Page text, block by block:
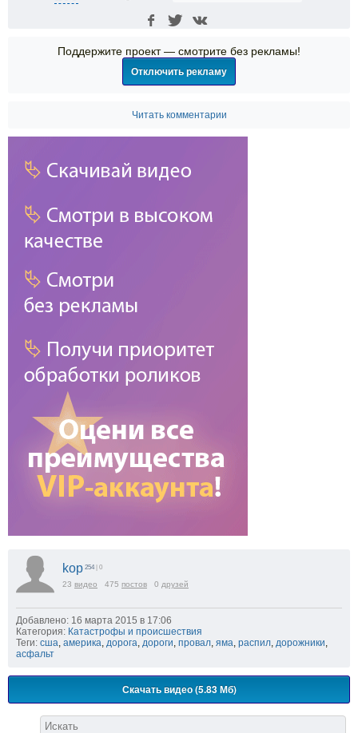
Поддержите проект — смотрите без рекламы!
Отключить рекламу
Читать комментарии
kop 254 | 0
23 видео 475 постов 0 друзей
Добавлено: 16 марта 2015 в 17:06
Категория: Катастрофы и происшествия
Теги: сша америка дорога дороги провал яма распил дорожники
асфальт
Скачать видео (5.83 Мб)